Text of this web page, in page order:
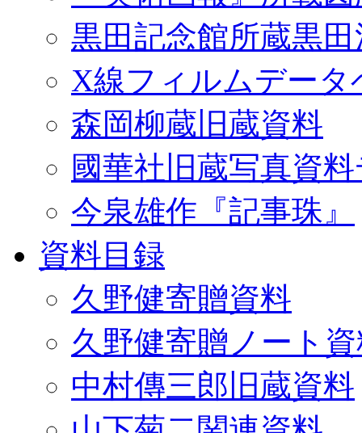
黒田記念館所蔵黒
X線フィルムデータ
森岡柳蔵旧蔵資料
國華社旧蔵写真資
今泉雄作『記事珠』
資料目録
久野健寄贈資料
久野健寄贈ノート
中村傳三郎旧蔵資料